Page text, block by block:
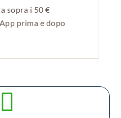
sopra i 50 €
prima e dopo
